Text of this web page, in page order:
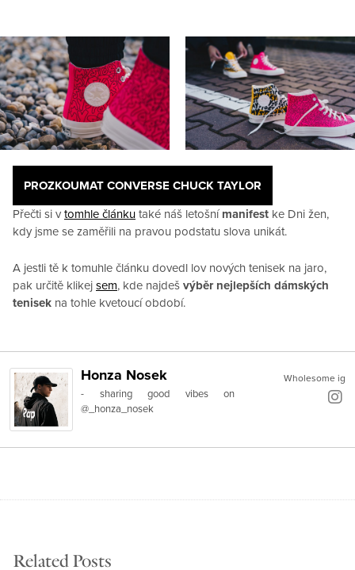
PROZKOUMAT CONVERSE CHUCK TAYLOR
Přečti si v tomhle článku také náš letošní manifest ke Dni žen,
kdy jsme se zaměřili na pravou podstatu slova unikát.
A jestli tě k tomuhle článku dovedl lov nových tenisek na jaro,
pak určitě klikej sem, kde najdeš výběr nejlepších dámských
tenisek na tohle kvetoucí období.
Wholesome ig
Honza Nosek
- sharing good vibes on
@_honza_nosek
Related Posts